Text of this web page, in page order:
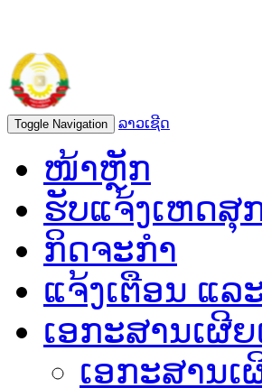
Toggle Navigation ລາວເຊີດ
ໜ້າຫຼັກ
ຮັບແຈ້ງເຫດສຸ
ກິດຈະກຳ
ແຈ້ງເຕືອນ ແລ
ເອກະສານເຜີ
ເອກະສານ